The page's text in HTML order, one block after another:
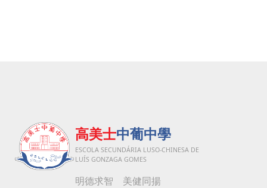
高美士中葡中學
ESCOLA SECUNDÁRIA LUSO-CHINESA DE
LUÍS GONZAGA GOMES
明德求智 美健同揚